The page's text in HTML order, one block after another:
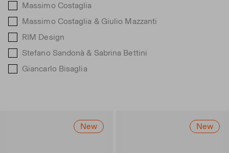
Massimo Costaglia
Massimo Costaglia & Giulio Mazzanti
RIM Design
Stefano Sandonà & Sabrina Bettini
Giancarlo Bisaglia
New New